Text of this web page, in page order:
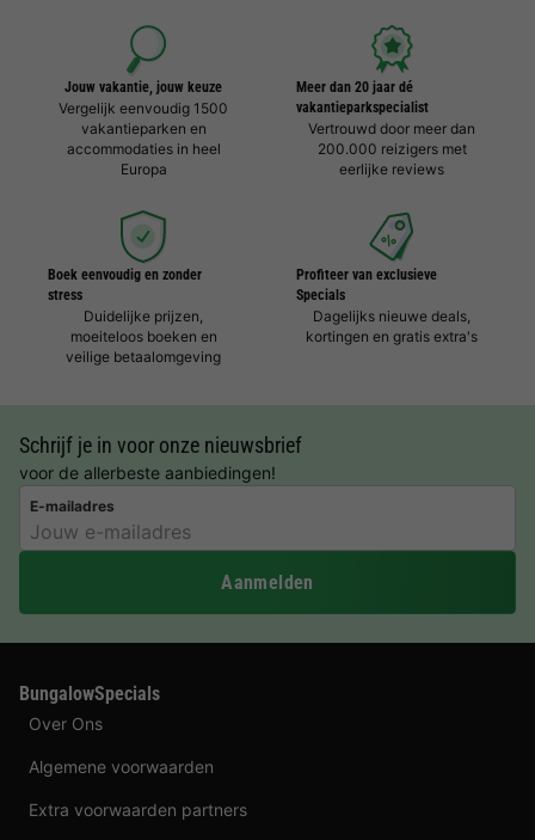
Jouw vakantie, jouw keuze
Vergelijk eenvoudig 1500
vakantieparken en
accommodaties in heel
Europa
Meer dan 20 jaar dé
vakantieparkspecialist
Vertrouwd door meer dan
200.000 reizigers met
eerlijke reviews
Boek eenvoudig en zonder
stress
Duidelijke prijzen,
moeiteloos boeken en
veilige betaalomgeving
Profiteer van exclusieve
Specials
Dagelijks nieuwe deals,
kortingen en gratis extra's
Schrijf je in voor onze nieuwsbrief
voor de allerbeste aanbiedingen!
E-mailadres
Aanmelden
BungalowSpecials
Over Ons
Algemene voorwaarden
Extra voorwaarden partners